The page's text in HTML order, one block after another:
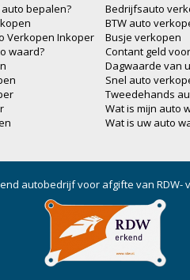
bepalen?
Verkopen Inkoper
waard?
Bedrijfsauto
BTW auto
Busje verkopen
Contant geld
Dagwaarde van
Snel auto
Tweedehands
Wat is mijn auto
Wat is uw auto
autobedrijf voor afgifte van RDW-